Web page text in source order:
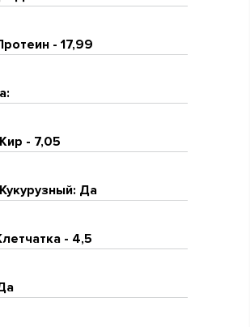
- 17,99
- 7,05
Да
- 4,5